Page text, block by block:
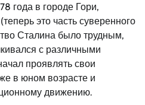
года в городе Гори,
это часть суверенного
Сталина было трудным,
с различными
проявлять свои
в юном возрасте и
движению.